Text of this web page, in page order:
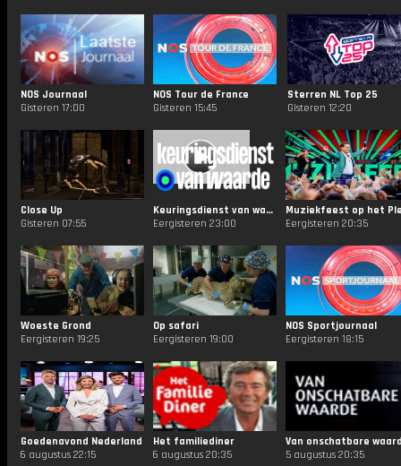
NOS Journaal
Gisteren 17:00
NOS Tour de France
Gisteren 15:45
Sterren NL Top 25
Gisteren 12:20
Close Up
Gisteren 07:55
Keuringsdienst van waarde
Eergisteren 23:00
Eergisteren 20:35
Woeste Grond
Eergisteren 19:25
Op safari
Eergisteren 19:00
NOS Sportjournaal
Eergisteren 18:15
Goedenavond Nederland
6 augustus 22:15
Het familiediner
6 augustus 20:35
Van onschatbare
5 augustus 20:35